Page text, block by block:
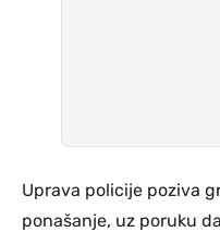
Uprava policije poziva
ponašanje, uz poruku